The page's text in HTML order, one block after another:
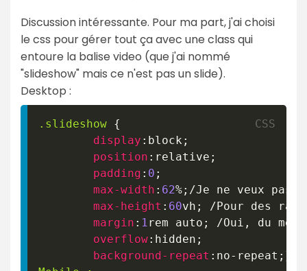
Discussion intéressante. Pour ma part, j'ai choisi
le css pour gérer tout ça avec une class qui
entoure la balise video (que j'ai nommé
"slideshow" mais ce n'est pas un slide).
Desktop :
.slideshow {
display : block ;
position : relative ;
padding : 0 ;
max-width : 62%; /Je ne veux pas
max-height : 60vh ;
/Pour des
margin : 1 rem auto ; /Oui ,
du
overflow: hidden ;
background-repeat : no-repeat ; }